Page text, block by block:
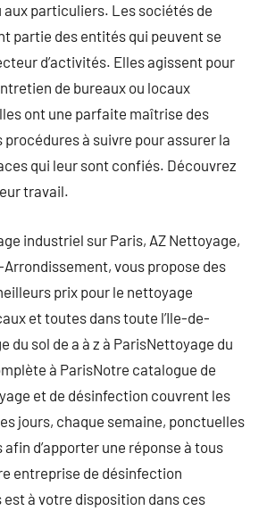
aux particuliers. Les sociétés de
partie des entités qui peuvent se
d’activités. Elles agissent pour
de bureaux ou locaux
ont une parfaite maîtrise des
à suivre pour assurer la
qui leur sont confiés. Découvrez
travail.
industriel sur Paris, AZ Nettoyage,
vous propose des
prix pour le nettoyage
et toutes dans toute l’Ile-de-
du sol de a à z à ParisNettoyage du
à ParisNotre catalogue de
et de désinfection couvrent les
jours, chaque semaine, ponctuelles
d’apporter une réponse à tous
entreprise de désinfection
est à votre disposition dans ces